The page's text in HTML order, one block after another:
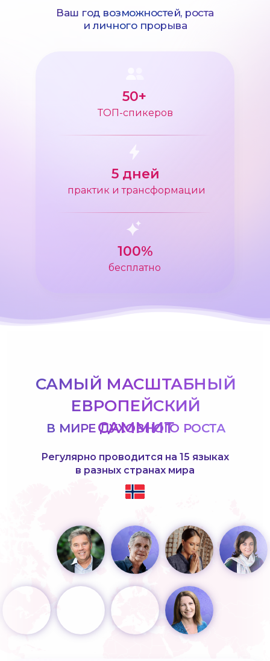
Ваш год возможностей, роста
и личного прорыва
50+
100%
5 дней
ТОП-спикеров
бесплатно
практик и трансформации
Регулярно проводится на 15 языках
в разных странах мира
В МИРЕ ДУХОВНОГО РОСТА
САМЫЙ МАСШТАБНЫЙ
ЕВРОПЕЙСКИЙ
САММИТ